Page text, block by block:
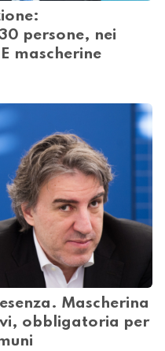
persone, nei
mascherine
Mascherina
obbligatoria per